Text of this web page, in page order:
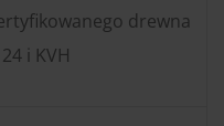
drewna
i KVH